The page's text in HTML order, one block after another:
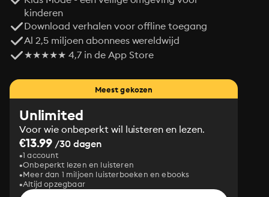
kinderen
Download verhalen voor offline toegang
Al 2,5 miljoen abonnees wereldwijd
★★★★★ 4,7 in de App Store
Meest gekozen
Unlimited
Voor wie onbeperkt wil luisteren en lezen.
€13.99 /30 dagen
1 account
Onbeperkt lezen en luisteren
Meer dan 1 miljoen luisterboeken en ebooks
Altijd opzegbaar